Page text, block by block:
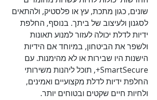
שונים, כגון מתכת, עץ או פלסטיק, ולהתאים
לסגנון ולעיצוב של ביתך. בנוסף, החלפת
ידיות לדלת יכולה לעזור למנוע תאונות
ולשפר את הביטחון, במיוחד אם הידיות
הישנות היו שבירות או לא מהימנות. עם
SmartSecure+, תוכל ליהנות משירותי
החלפת ידיות לדלת מקצועיים ואמינים,
ולחיות חיים שקטים ובטוחים יותר.